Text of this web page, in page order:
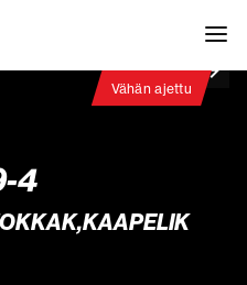
Vähän ajettu
4